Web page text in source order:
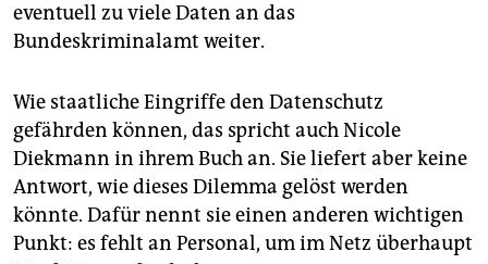
eventuell zu viele Daten an das
Bundeskriminalamt weiter.
Wie staatliche Eingriffe den Datenschutz
gefährden können, das spricht auch Nicole
Diekmann in ihrem Buch an. Sie liefert aber keine
Antwort, wie dieses Dilemma gelöst werden
könnte. Dafür nennt sie einen anderen wichtigen
Punkt: es fehlt an Personal, um im Netz überhaupt